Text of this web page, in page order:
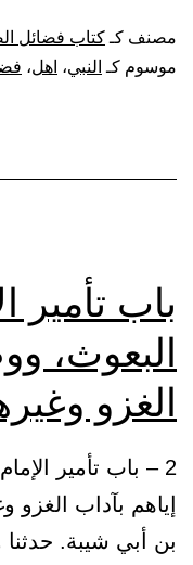
مصنف كـكتاب فضائل
موسوم كـ النبي، اهل،
باب تأمير
البعوث،
الغزو
2 – باب تأمير
بن أبي شيبة.